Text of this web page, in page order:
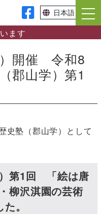
ます
開催 令和8
郡山学）第1
史塾（郡山学）として
第1回 「絵は唐
柳沢淇園の芸術
。